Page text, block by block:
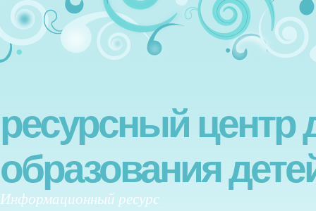
ресурсный центр
образования
Информационный ресурс